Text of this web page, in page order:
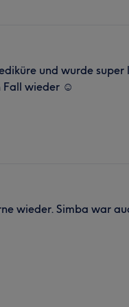
und wurde
Fall wieder ☺️
wieder. Simba war